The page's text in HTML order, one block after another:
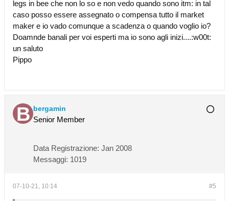
legs in bee che non lo so e non vedo quando sono itm: in tal
caso posso essere assegnato o compensa tutto il market
maker e io vado comunque a scadenza o quando voglio io?
Doamnde banali per voi esperti ma io sono agli inizi....:w00t:
un saluto
Pippo
bergamin
Senior Member
Data Registrazione: Jan 2008
Messaggi: 1019
#5
07-10-21, 10:14